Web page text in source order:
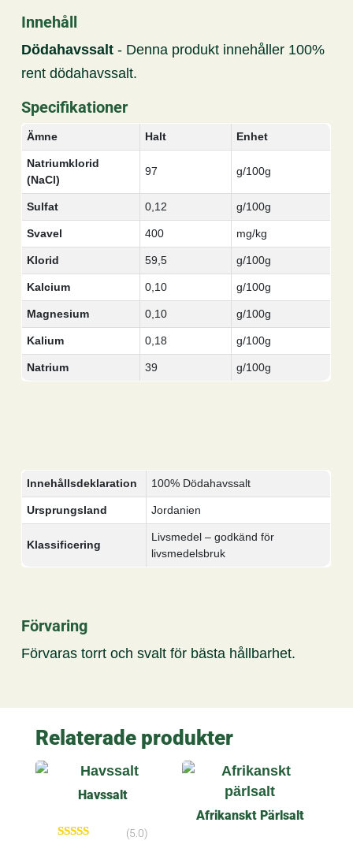
Innehåll
Dödahavssalt- Denna produkt innehåller 100%
rent dödahavssalt.
Specifikationer
Ämne Halt Enhet
Natriumklorid
(NaCl)
97 g/100g
Sulfat 0,12 g/100g
Svavel 400 mg/kg
Klorid 59,5 g/100g
Kalcium 0,10 g/100g
Magnesium 0,10 g/100g
Kalium 0,18 g/100g
Natrium 39 g/100g
Innehållsdeklaration 100% Dödahavssalt
Ursprungsland Jordanien
Klassificering
Livsmedel – godkänd för
livsmedelsbruk
Förvaring
Förvaras torrt och svalt för bästa hållbarhet.
Relaterade produkter
Havssalt
(5.0)
Afrikanskt Pärlsalt